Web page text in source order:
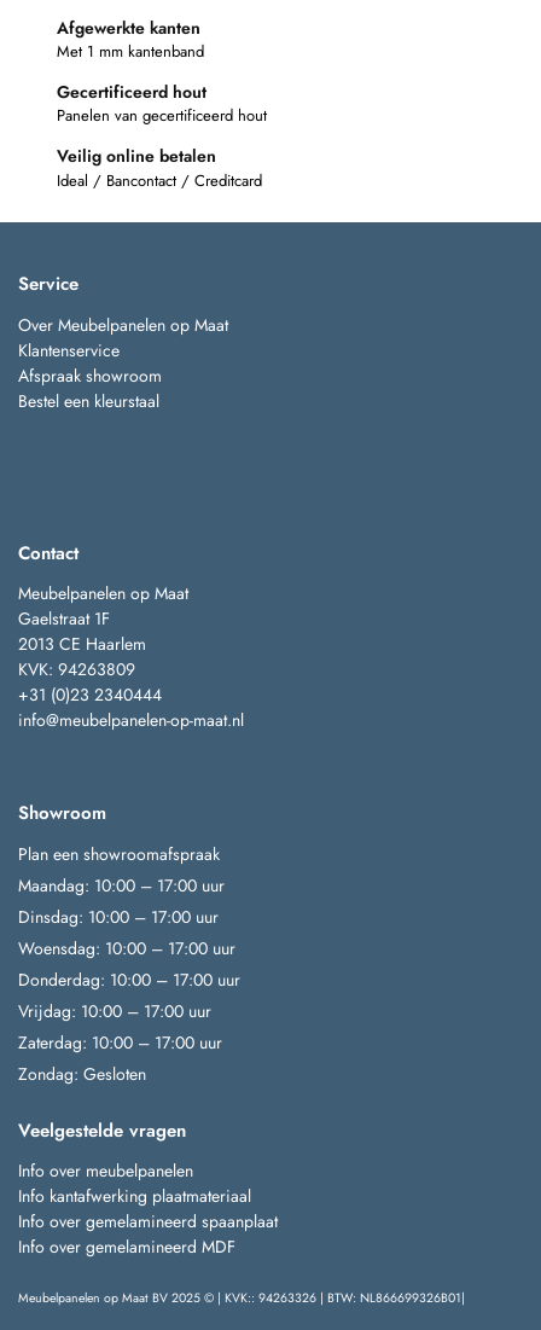
Afgewerkte kanten
Met 1 mm kantenband
Gecertificeerd hout
Panelen van gecertificeerd hout
Veilig online betalen
Ideal / Bancontact / Creditcard
Service
Over Meubelpanelen op Maat
Klantenservice
Afspraak showroom
Bestel een kleurstaal
Contact
Meubelpanelen op Maat
Gaelstraat 1F
2013 CE Haarlem
KVK: 94263809
+31 (0)23 2340444
info@meubelpanelen-op-maat.nl
Showroom
Plan een showroomafspraak
Maandag: 10:00 – 17:00 uur
Dinsdag: 10:00 – 17:00 uur
Woensdag: 10:00 – 17:00 uur
Donderdag: 10:00 – 17:00 uur
Vrijdag: 10:00 – 17:00 uur
Zaterdag: 10:00 – 17:00 uur
Zondag: Gesloten
Veelgestelde vragen
Info over meubelpanelen
Info kantafwerking plaatmateriaal
Info over gemelamineerd spaanplaat
Info over gemelamineerd MDF
Meubelpanelen op Maat BV 2025 © | KVK:: 94263326 | BTW: NL866699326B01|